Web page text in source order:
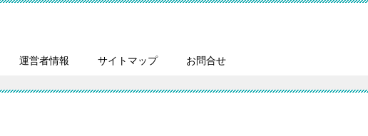
運営者情報 サイトマップ お問合せ